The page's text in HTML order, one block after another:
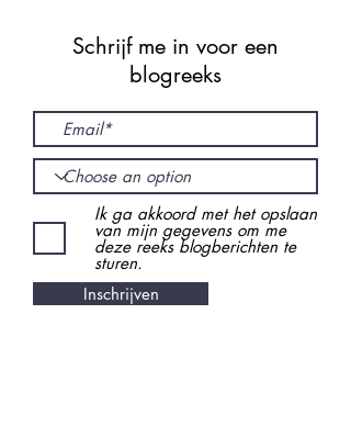
Schrijf me in voor een
blogreeks
Ik ga akkoord met het opslaan
van mijn gegevens om me
deze reeks blogberichten te
sturen.
Inschrijven